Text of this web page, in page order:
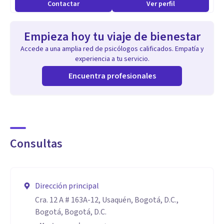
necesidad de cada paciente.
crecimiento personal y la toma de desiciones conscientes.
Ansiedad, estrés y depresión
Ruptura de pareja y procesos de duelo
Terapia individual para adultos y jóvenes.
Más allá de mis estudios y experiencia, me define mi
vocación por ayudar y mi capacidad de conectar
genuinamente con las personas. Creo profundamente en el
Contactar Ver perfil
Empieza hoy tu viaje de bienestar
Accede a una amplia red de psicólogos calificados. Empatía y
experiencia a tu servicio.
Encuentra profesionales
Consultas
Dirección principal
Cra. 12 A # 163A-12, Usaquén, Bogotá, D.C.,
Bogotá, Bogotá, D.C.